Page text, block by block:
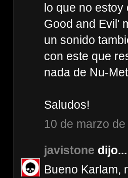
lo que no estoy
Good and Evil'
un sonido
con este que
nada de Nu-
Saludos!
10 de marzo
javistone dijo...
Bueno Karlam,